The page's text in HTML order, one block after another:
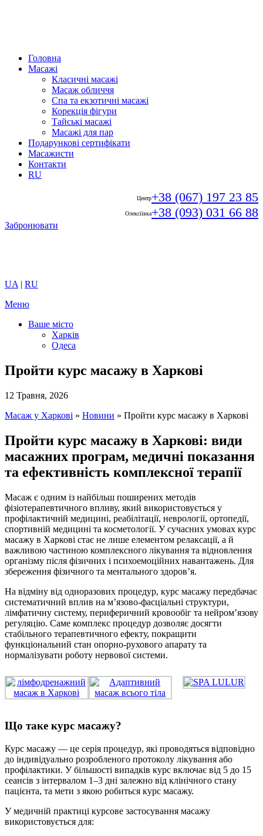
Головна
Масажі
Класичні масажі
Масаж обличчя
Спа та екзотичні масажі
Корекція фігури
Тайські масажі
Масажі для пар
Подарункові сертифікати
Масажисти
Контакти
RU
Центр+38 (067) 197 23 85
Олексіївка+38 (093) 031 66 88
Забронювати
UA | RU
Меню
Ваше місто
Харків
Одеса
Пройти курс масажу в Харкові
12 Травня, 2026
Масаж у Харкові » Новини » Пройти курс масажу в Харкові
Пройти курс масажу в Харкові: види
масажних програм, медичні показання
та ефективність комплексної терапії
Масаж є одним із найбільш поширених методів
фізіотерапевтичного впливу, який використовується у
профілактичній медицині, реабілітації, неврології, ортопедії,
спортивній медицині та косметології. У сучасних умовах курс
масажу в Харкові стає не лише елементом релаксації, а й
важливою частиною комплексного лікування та відновлення
організму після фізичних і психоемоційних навантажень. Для
збереження фізичного та ментального здоров’я.
На відміну від одноразових процедур, курс масажу передбачає
систематичний вплив на м’язово-фасціальні структури,
лімфатичну систему, периферичний кровообіг та нейром’язову
регуляцію. Саме комплекс процедур дозволяє досягти
стабільного терапевтичного ефекту, покращити
функціональний стан опорно-рухового апарату та
нормалізувати роботу нервової системи.
Що таке курс масажу?
Курс масажу — це серія процедур, які проводяться відповідно
до індивідуально розробленого протоколу лікування або
профілактики. У більшості випадків курс включає від 5 до 15
сеансів з інтервалом 1–3 дні залежно від клінічного стану
пацієнта, та мети з якою робиться курс масажу.
У медичній практиці курсове застосування масажу
використовується для: